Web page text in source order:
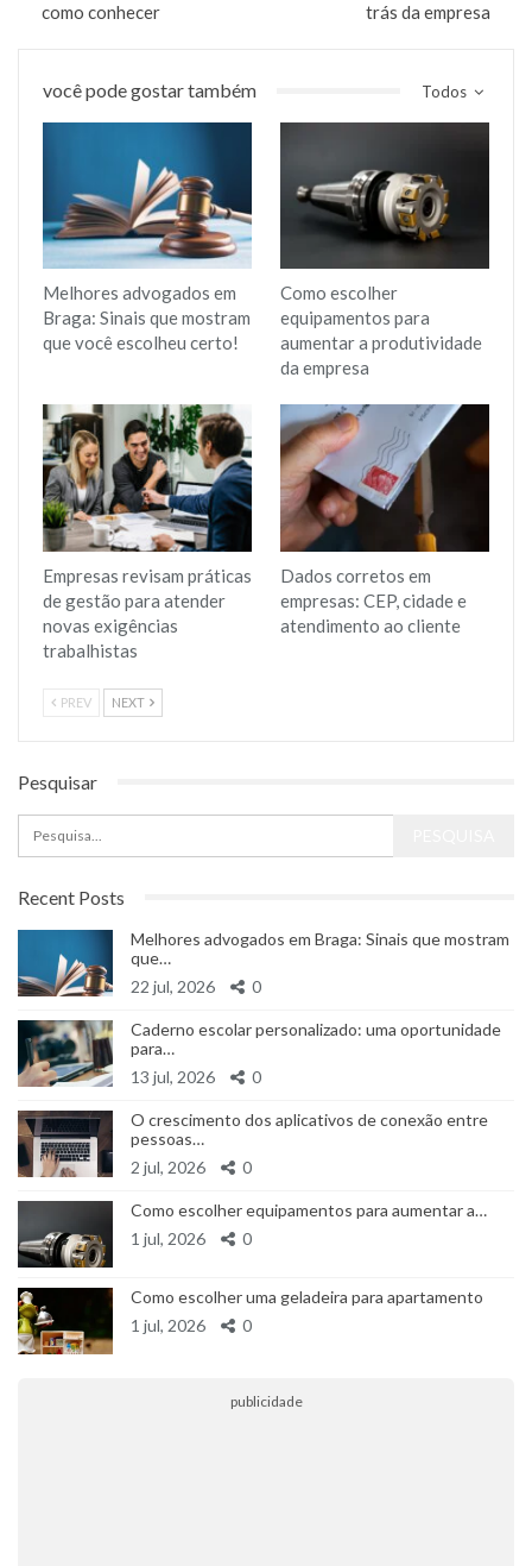
como conhecer
trás da empresa
Todos
você pode gostar também
Melhores advogados em
Braga: Sinais que mostram
que você escolheu certo!
Como escolher
equipamentos para
aumentar a produtividade
da empresa
Empresas revisam práticas
de gestão para atender
novas exigências
trabalhistas
Dados corretos em
empresas: CEP, cidade e
atendimento ao cliente
PREV NEXT
Pesquisar
Recent Posts
Melhores advogados em Braga: Sinais que mostram
que…
22 jul, 2026
0
Caderno escolar personalizado: uma oportunidade
para…
13 jul, 2026
0
O crescimento dos aplicativos de conexão entre
pessoas…
2 jul, 2026
0
Como escolher equipamentos para aumentar a…
1 jul, 2026
0
Como escolher uma geladeira para apartamento
1 jul, 2026
0
publicidade